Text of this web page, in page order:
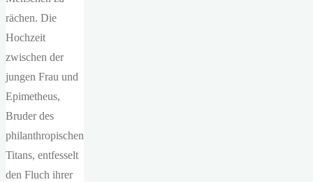
rächen. Die
Hochzeit
zwischen der
jungen Frau und
Epimetheus,
Bruder des
philanthropischen
Titans, entfesselt
den Fluch ihrer